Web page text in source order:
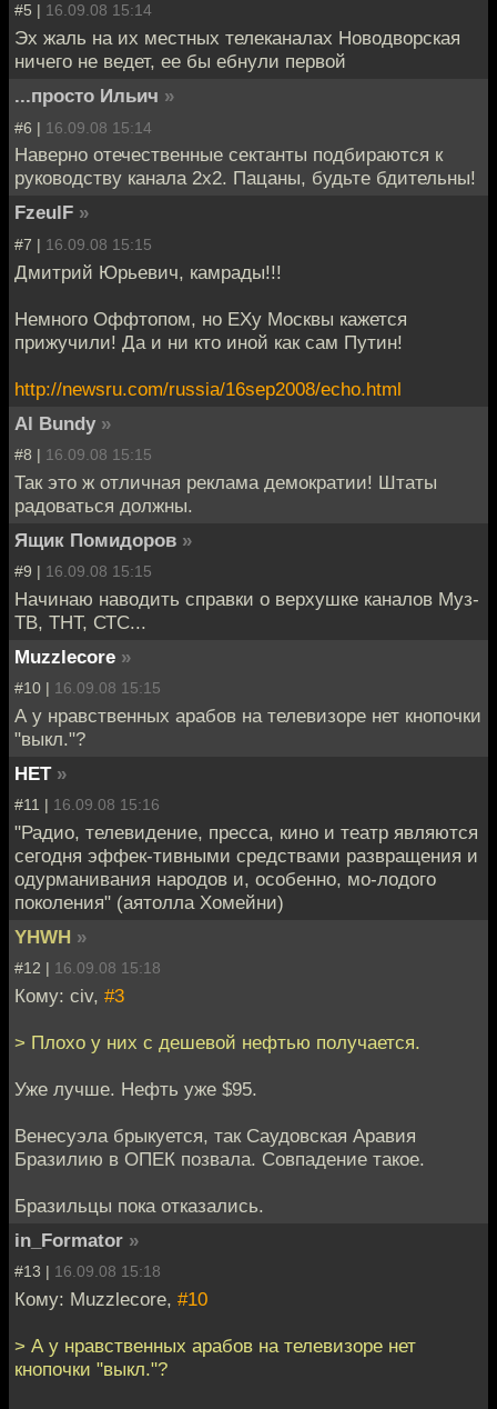
#5 | 16.09.08 15:14
Эх жаль на их местных телеканалах Новодворская
ничего не ведет, ее бы ебнули первой
...просто Ильич »
#6 | 16.09.08 15:14
Наверно отечественные сектанты подбираются к
руководству канала 2х2. Пацаны, будьте бдительны!
FzeulF »
#7 | 16.09.08 15:15
Дмитрий Юрьевич, камрады!!!
Немного Оффтопом, но ЕХу Москвы кажется
прижучили! Да и ни кто иной как сам Путин!
http://newsru.com/russia/16sep2008/echo.html
Al Bundy »
#8 | 16.09.08 15:15
Так это ж отличная реклама демократии! Штаты
радоваться должны.
Ящик Помидоров »
#9 | 16.09.08 15:15
Начинаю наводить справки о верхушке каналов Муз-
ТВ, ТНТ, СТС...
Muzzlecore »
#10 | 16.09.08 15:15
А у нравственных арабов на телевизоре нет кнопочки
"выкл."?
НЕТ »
#11 | 16.09.08 15:16
"Радио, телевидение, пресса, кино и театр являются
сегодня эффек-тивными средствами развращения и
одурманивания народов и, особенно, мо-лодого
поколения" (аятолла Хомейни)
YHWH »
#12 | 16.09.08 15:18
Кому: civ, #3
> Плохо у них с дешевой нефтью получается.
Уже лучше. Нефть уже $95.
Венесуэла брыкуется, так Саудовская Аравия
Бразилию в ОПЕК позвала. Совпадение такое.
Бразильцы пока отказались.
in_Formator »
#13 | 16.09.08 15:18
Кому: Muzzlecore, #10
> А у нравственных арабов на телевизоре нет
кнопочки "выкл."?